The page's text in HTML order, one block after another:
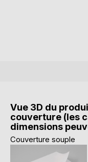
Vue 3D du
couverture (les
dimensions
Couverture souple